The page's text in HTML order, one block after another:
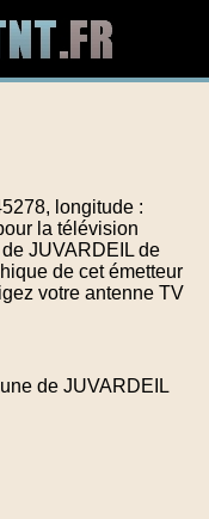
longitude :
la télévision
JUVARDEIL de
de cet émetteur
votre antenne TV
de JUVARDEIL